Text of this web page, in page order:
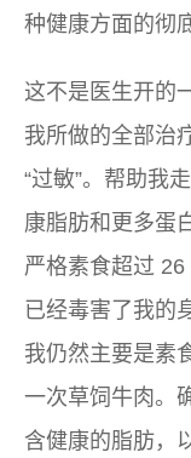
种健康方面的彻
这不是医生开的
我所做的全部治
“过敏”。帮助我
康脂肪和更多蛋
严格素食超过
已经毒害了我的
我仍然主要是素
一次草饲牛肉。
含健康的脂肪，